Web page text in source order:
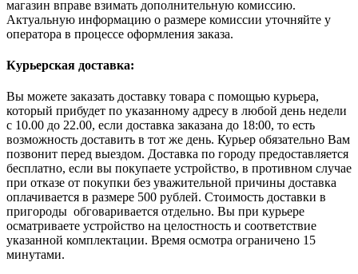
магазин вправе взимать дополнительную комиссию.
Актуальную информацию о размере комиссии уточняйте у
оператора в процессе оформления заказа.
Курьерская доставка:
Вы можете заказать доставку товара с помощью курьера,
который прибудет по указанному адресу в любой день недели
с 10.00 до 22.00, если доставка заказана до 18:00, то есть
возможность доставить в тот же день. Курьер обязательно Вам
позвонит перед выездом. Доставка по городу предоставляется
бесплатно, если вы покупаете устройство, в противном случае
при отказе от покупки без уважительной причины доставка
оплачивается в размере 500 рублей. Стоимость доставки в
пригороды обговаривается отдельно. Вы при курьере
осматриваете устройство на целостность и соответствие
указанной комплектации. Время осмотра ограничено 15
минутами.